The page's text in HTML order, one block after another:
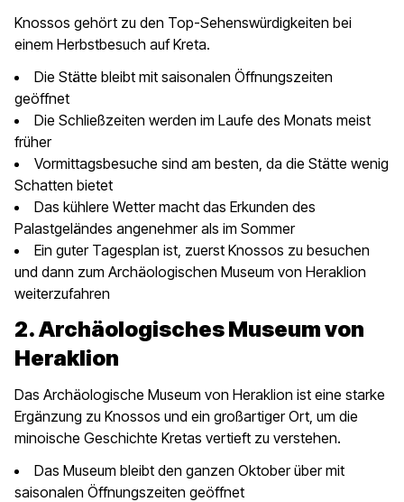
Knossos gehört zu den Top-Sehenswürdigkeiten bei
einem Herbstbesuch auf Kreta.
Die Stätte bleibt mit saisonalen Öffnungszeiten
geöffnet
Die Schließzeiten werden im Laufe des Monats meist
früher
Vormittagsbesuche sind am besten, da die Stätte wenig
Schatten bietet
Das kühlere Wetter macht das Erkunden des
Palastgeländes angenehmer als im Sommer
Ein guter Tagesplan ist, zuerst Knossos zu besuchen
und dann zum Archäologischen Museum von Heraklion
weiterzufahren
2. Archäologisches Museum von
Heraklion
Das Archäologische Museum von Heraklion ist eine starke
Ergänzung zu Knossos und ein großartiger Ort, um die
minoische Geschichte Kretas vertieft zu verstehen.
Das Museum bleibt den ganzen Oktober über mit
saisonalen Öffnungszeiten geöffnet